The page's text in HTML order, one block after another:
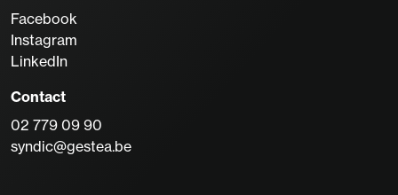
Facebook
Instagram
LinkedIn
Contact
02 779 09 90
syndic@gestea.be